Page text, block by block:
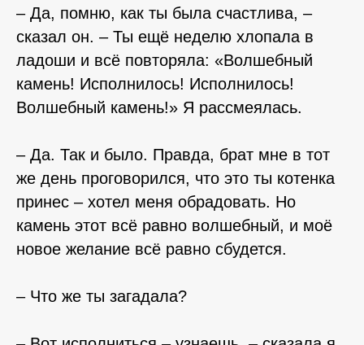
– Да, помню, как ты была счастлива, –
сказал он. – Ты ещё неделю хлопала в
ладоши и всё повторяла: «Волшебный
камень! Исполнилось! Исполнилось!
Волшебный камень!» Я рассмеялась.
– Да. Так и было. Правда, брат мне в тот
же день проговорился, что это ты котенка
принес – хотел меня обрадовать. Но
камень этот всё равно волшебный, и моё
новое желание всё равно сбудется.
– Что же ты загадала?